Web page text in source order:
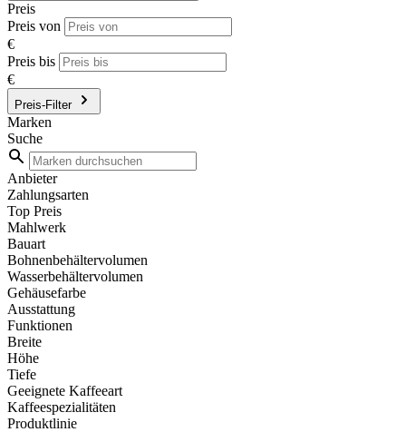
Preis
Preis von
€
Preis bis
€
Preis-Filter
Marken
Suche
Anbieter
Zahlungsarten
Top Preis
Mahlwerk
Bauart
Bohnenbehältervolumen
Wasserbehältervolumen
Gehäusefarbe
Ausstattung
Funktionen
Breite
Höhe
Tiefe
Geeignete Kaffeeart
Kaffeespezialitäten
Produktlinie